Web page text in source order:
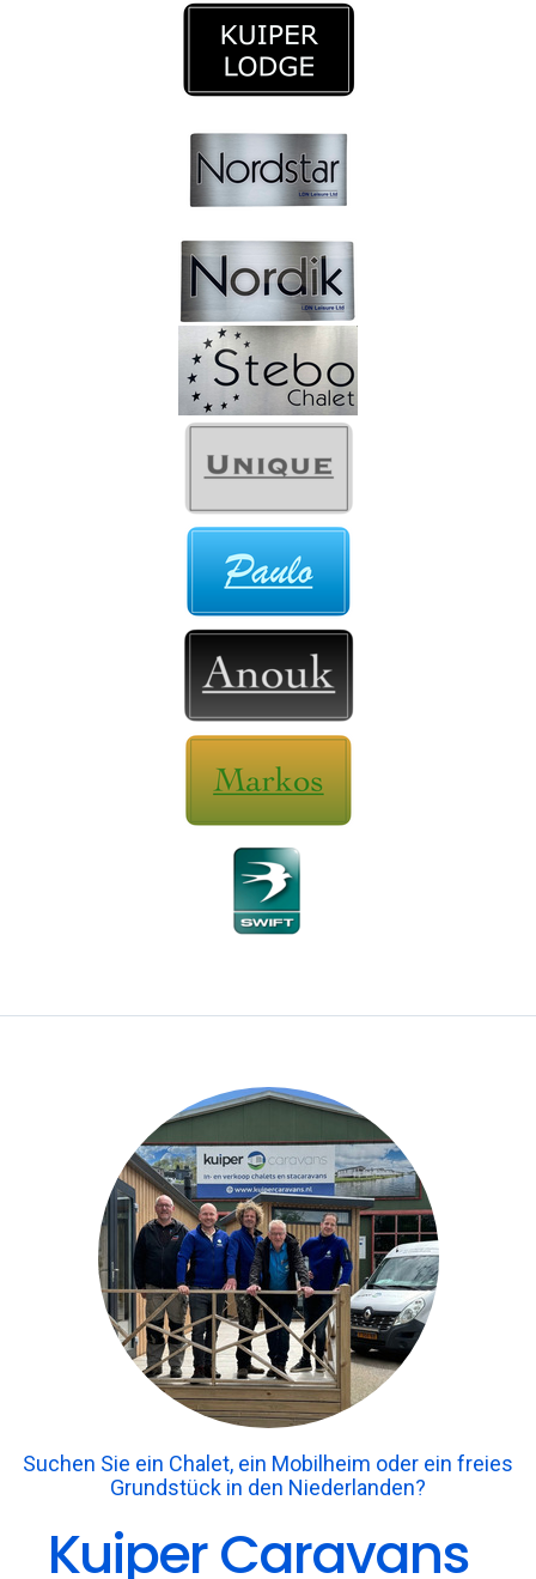
Suchen Sie ein Chalet, ein Mobilheim oder ein freies
Grundstück in den Niederlanden?
Kuiper Caravans
hilft Ihnen von A-Z!